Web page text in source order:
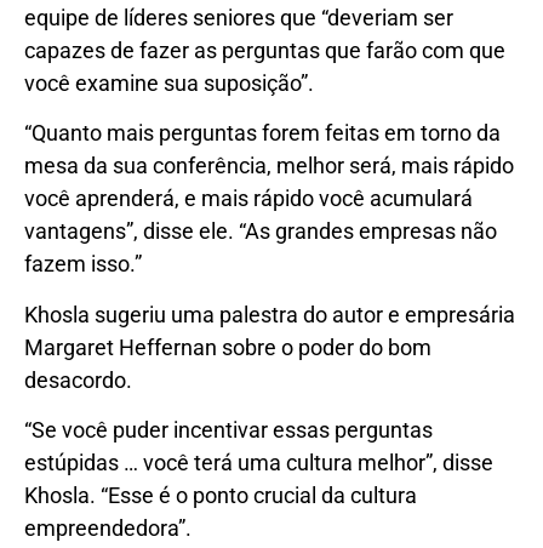
equipe de líderes seniores que “deveriam ser
capazes de fazer as perguntas que farão com que
você examine sua suposição”.
“Quanto mais perguntas forem feitas em torno da
mesa da sua conferência, melhor será, mais rápido
você aprenderá, e mais rápido você acumulará
vantagens”, disse ele. “As grandes empresas não
fazem isso.”
Khosla sugeriu uma palestra do autor e empresária
Margaret Heffernan sobre o poder do bom
desacordo.
“Se você puder incentivar essas perguntas
estúpidas … você terá uma cultura melhor”, disse
Khosla. “Esse é o ponto crucial da cultura
empreendedora”.